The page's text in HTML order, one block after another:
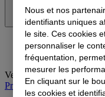
Vendredi: 09:00-12:00,
Prendre rendez-vous à
Nous et nos
identifiants uniques
le site. Ces cookies
personnaliser le
fréquentation,
mesurer les
En cliquant sur le
les cookies et